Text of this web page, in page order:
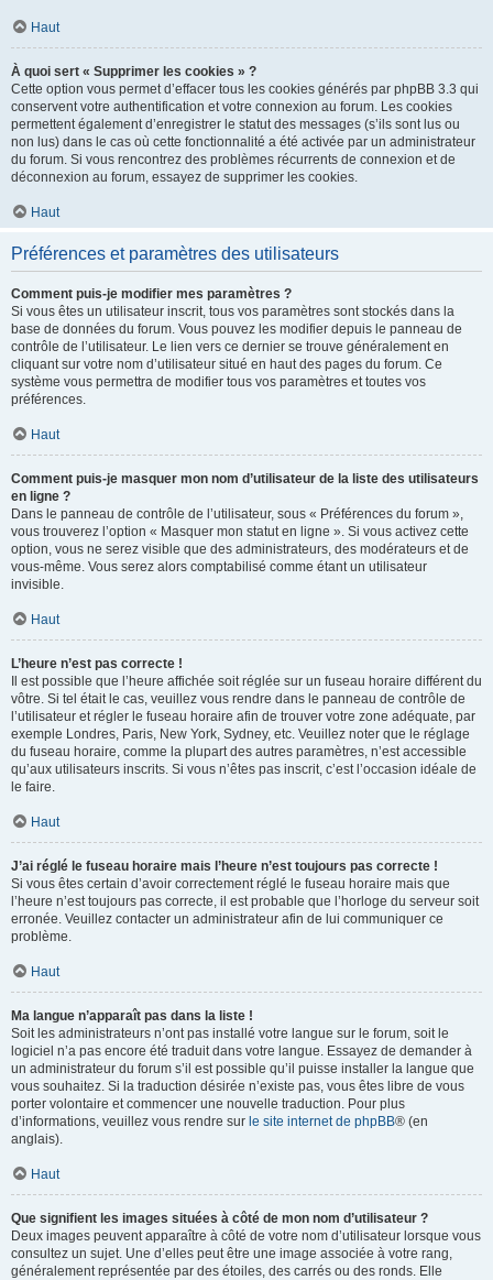
Haut
À quoi sert « Supprimer les cookies » ?
Cette option vous permet d’effacer tous les cookies générés par phpBB 3.3 qui
conservent votre authentification et votre connexion au forum. Les cookies
permettent également d’enregistrer le statut des messages (s’ils sont lus ou
non lus) dans le cas où cette fonctionnalité a été activée par un administrateur
du forum. Si vous rencontrez des problèmes récurrents de connexion et de
déconnexion au forum, essayez de supprimer les cookies.
Haut
Préférences et paramètres des utilisateurs
Comment puis-je modifier mes paramètres ?
Si vous êtes un utilisateur inscrit, tous vos paramètres sont stockés dans la
base de données du forum. Vous pouvez les modifier depuis le panneau de
contrôle de l’utilisateur. Le lien vers ce dernier se trouve généralement en
cliquant sur votre nom d’utilisateur situé en haut des pages du forum. Ce
système vous permettra de modifier tous vos paramètres et toutes vos
préférences.
Haut
Comment puis-je masquer mon nom d’utilisateur de la liste des utilisateurs
en ligne ?
Dans le panneau de contrôle de l’utilisateur, sous « Préférences du forum »,
vous trouverez l’option « Masquer mon statut en ligne ». Si vous activez cette
option, vous ne serez visible que des administrateurs, des modérateurs et de
vous-même. Vous serez alors comptabilisé comme étant un utilisateur
invisible.
Haut
L’heure n’est pas correcte !
Il est possible que l’heure affichée soit réglée sur un fuseau horaire différent du
vôtre. Si tel était le cas, veuillez vous rendre dans le panneau de contrôle de
l’utilisateur et régler le fuseau horaire afin de trouver votre zone adéquate, par
exemple Londres, Paris, New York, Sydney, etc. Veuillez noter que le réglage
du fuseau horaire, comme la plupart des autres paramètres, n’est accessible
qu’aux utilisateurs inscrits. Si vous n’êtes pas inscrit, c’est l’occasion idéale de
le faire.
Haut
J’ai réglé le fuseau horaire mais l’heure n’est toujours pas correcte !
Si vous êtes certain d’avoir correctement réglé le fuseau horaire mais que
l’heure n’est toujours pas correcte, il est probable que l’horloge du serveur soit
erronée. Veuillez contacter un administrateur afin de lui communiquer ce
problème.
Haut
Ma langue n’apparaît pas dans la liste !
Soit les administrateurs n’ont pas installé votre langue sur le forum, soit le
logiciel n’a pas encore été traduit dans votre langue. Essayez de demander à
un administrateur du forum s’il est possible qu’il puisse installer la langue que
vous souhaitez. Si la traduction désirée n’existe pas, vous êtes libre de vous
porter volontaire et commencer une nouvelle traduction. Pour plus
d’informations, veuillez vous rendre sur le site internet de phpBB® (en
anglais).
Haut
Que signifient les images situées à côté de mon nom d’utilisateur ?
Deux images peuvent apparaître à côté de votre nom d’utilisateur lorsque vous
consultez un sujet. Une d’elles peut être une image associée à votre rang,
généralement représentée par des étoiles, des carrés ou des ronds. Elle